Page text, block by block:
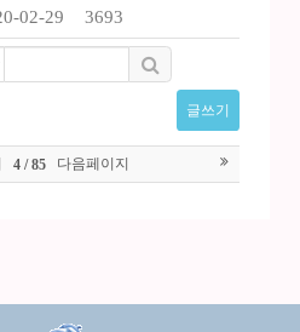
02-29 3693
글쓰기
4 / 85 다음페이지